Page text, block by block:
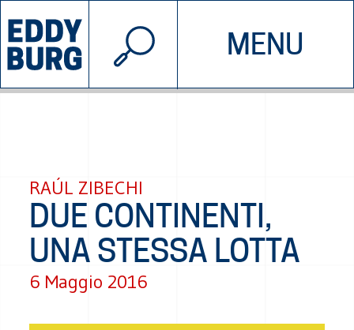
MENU
INIZIATIVE CHI SIAMO
© 2026 EDDYBURG
RAÚL ZIBECHI
DUE CONTINENTI,
UNA STESSA LOTTA
6 Maggio 2016